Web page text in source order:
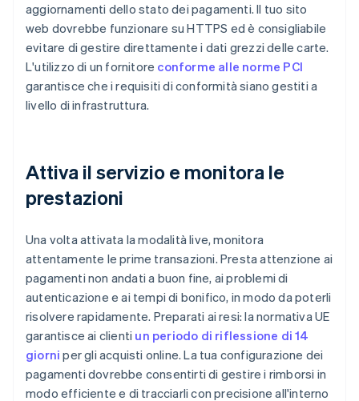
aggiornamenti dello stato dei pagamenti. Il tuo sito
web dovrebbe funzionare su HTTPS ed è consigliabile
evitare di gestire direttamente i dati grezzi delle carte.
L'utilizzo di un fornitore conforme alle norme PCI
garantisce che i requisiti di conformità siano gestiti a
livello di infrastruttura.
Attiva il servizio e monitora le
prestazioni
Una volta attivata la modalità live, monitora
attentamente le prime transazioni. Presta attenzione ai
pagamenti non andati a buon fine, ai problemi di
autenticazione e ai tempi di bonifico, in modo da poterli
risolvere rapidamente. Preparati ai resi: la normativa UE
garantisce ai clienti un periodo di riflessione di 14
giorni per gli acquisti online. La tua configurazione dei
pagamenti dovrebbe consentirti di gestire i rimborsi in
modo efficiente e di tracciarli con precisione all'interno